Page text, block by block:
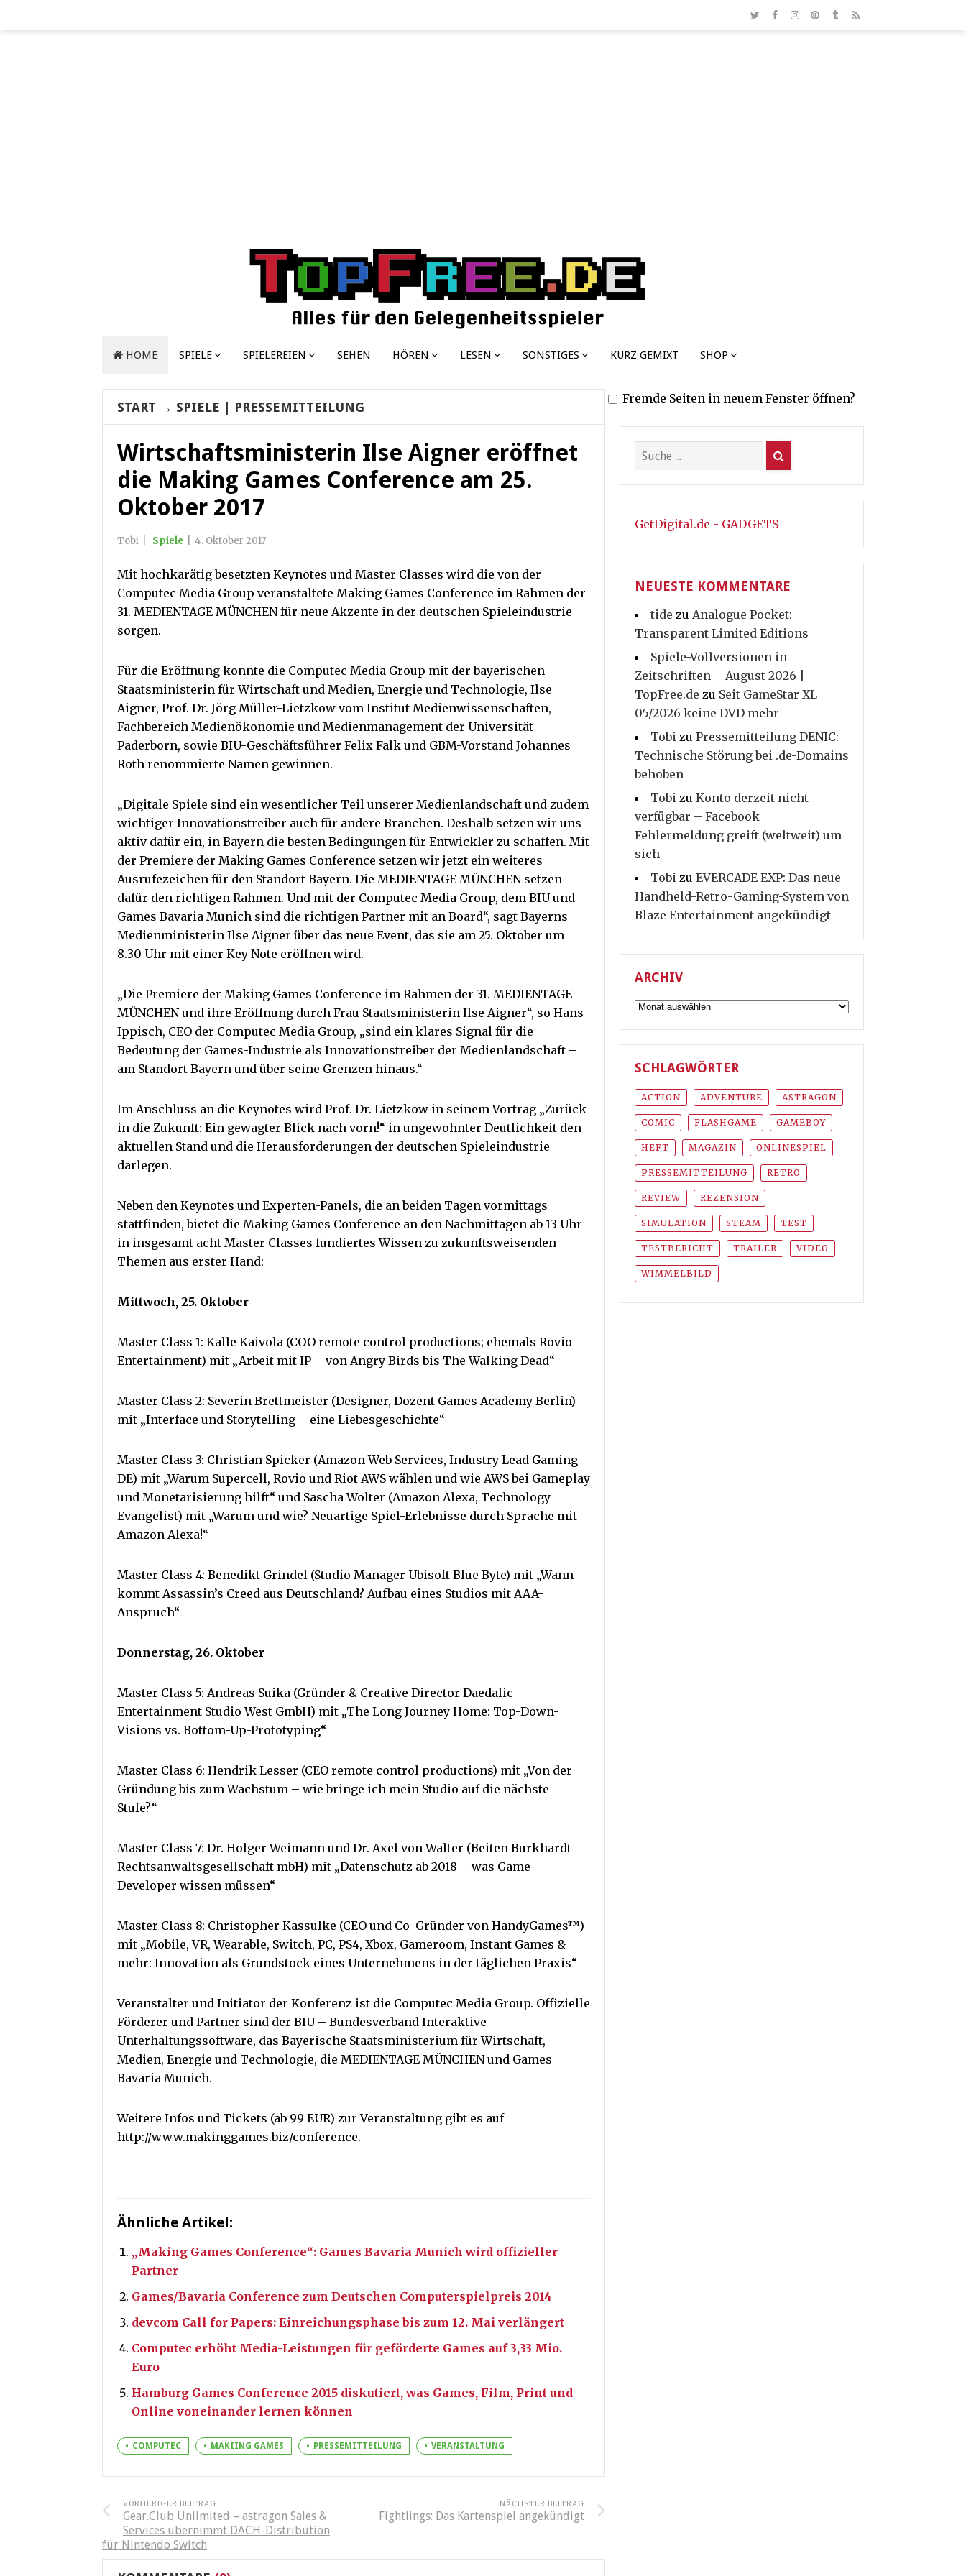
HOME SPIELE SPIELEREIEN SEHEN HÖREN LESEN SONSTIGES KURZ GEMIXT SHOP
START → SPIELE | PRESSEMITTEILUNG
Wirtschaftsministerin Ilse Aigner eröffnet
die Making Games Conference am 25.
Oktober 2017
Tobi Spiele 4. Oktober 2017
Mit hochkarätig besetzten Keynotes und Master Classes wird die von der
Computec Media Group veranstaltete Making Games Conference im Rahmen der
31. MEDIENTAGE MÜNCHEN für neue Akzente in der deutschen Spieleindustrie
sorgen.
Für die Eröffnung konnte die Computec Media Group mit der bayerischen
Staatsministerin für Wirtschaft und Medien, Energie und Technologie, Ilse
Aigner, Prof. Dr. Jörg Müller-Lietzkow vom Institut Medienwissenschaften,
Fachbereich Medienökonomie und Medienmanagement der Universität
Paderborn, sowie BIU-Geschäftsführer Felix Falk und GBM-Vorstand Johannes
Roth renommierte Namen gewinnen.
„Digitale Spiele sind ein wesentlicher Teil unserer Medienlandschaft und zudem
wichtiger Innovationstreiber auch für andere Branchen. Deshalb setzen wir uns
aktiv dafür ein, in Bayern die besten Bedingungen für Entwickler zu schaffen. Mit
der Premiere der Making Games Conference setzen wir jetzt ein weiteres
Ausrufezeichen für den Standort Bayern. Die MEDIENTAGE MÜNCHEN setzen
dafür den richtigen Rahmen. Und mit der Computec Media Group, dem BIU und
Games Bavaria Munich sind die richtigen Partner mit an Board“, sagt Bayerns
Medienministerin Ilse Aigner über das neue Event, das sie am 25. Oktober um
8.30 Uhr mit einer Key Note eröffnen wird.
„Die Premiere der Making Games Conference im Rahmen der 31. MEDIENTAGE
MÜNCHEN und ihre Eröffnung durch Frau Staatsministerin Ilse Aigner“, so Hans
Ippisch, CEO der Computec Media Group, „sind ein klares Signal für die
Bedeutung der Games-Industrie als Innovationstreiber der Medienlandschaft –
am Standort Bayern und über seine Grenzen hinaus.“
Im Anschluss an die Keynotes wird Prof. Dr. Lietzkow in seinem Vortrag „Zurück
in die Zukunft: Ein gewagter Blick nach vorn!“ in ungewohnter Deutlichkeit den
aktuellen Stand und die Herausforderungen der deutschen Spieleindustrie
darlegen.
Neben den Keynotes und Experten-Panels, die an beiden Tagen vormittags
stattfinden, bietet die Making Games Conference an den Nachmittagen ab 13 Uhr
in insgesamt acht Master Classes fundiertes Wissen zu zukunftsweisenden
Themen aus erster Hand:
Mittwoch, 25. Oktober
Master Class 1: Kalle Kaivola (COO remote control productions; ehemals Rovio
Entertainment) mit „Arbeit mit IP – von Angry Birds bis The Walking Dead“
Master Class 2: Severin Brettmeister (Designer, Dozent Games Academy Berlin)
mit „Interface und Storytelling – eine Liebesgeschichte“
Master Class 3: Christian Spicker (Amazon Web Services, Industry Lead Gaming
DE) mit „Warum Supercell, Rovio und Riot AWS wählen und wie AWS bei Gameplay
und Monetarisierung hilft“ und Sascha Wolter (Amazon Alexa, Technology
Evangelist) mit „Warum und wie? Neuartige Spiel-Erlebnisse durch Sprache mit
Amazon Alexa!“
Master Class 4: Benedikt Grindel (Studio Manager Ubisoft Blue Byte) mit „Wann
kommt Assassin’s Creed aus Deutschland? Aufbau eines Studios mit AAA-
Anspruch“
Donnerstag, 26. Oktober
Master Class 5: Andreas Suika (Gründer & Creative Director Daedalic
Entertainment Studio West GmbH) mit „The Long Journey Home: Top-Down-
Visions vs. Bottom-Up-Prototyping“
Master Class 6: Hendrik Lesser (CEO remote control productions) mit „Von der
Gründung bis zum Wachstum – wie bringe ich mein Studio auf die nächste
Stufe?“
Master Class 7: Dr. Holger Weimann und Dr. Axel von Walter (Beiten Burkhardt
Rechtsanwaltsgesellschaft mbH) mit „Datenschutz ab 2018 – was Game
Developer wissen müssen“
Master Class 8: Christopher Kassulke (CEO und Co-Gründer von HandyGames™)
mit „Mobile, VR, Wearable, Switch, PC, PS4, Xbox, Gameroom, Instant Games &
mehr: Innovation als Grundstock eines Unternehmens in der täglichen Praxis“
Veranstalter und Initiator der Konferenz ist die Computec Media Group. Offizielle
Förderer und Partner sind der BIU – Bundesverband Interaktive
Unterhaltungssoftware, das Bayerische Staatsministerium für Wirtschaft,
Medien, Energie und Technologie, die MEDIENTAGE MÜNCHEN und Games
Bavaria Munich.
Weitere Infos und Tickets (ab 99 EUR) zur Veranstaltung gibt es auf
http://www.makinggames.biz/conference.
Ähnliche Artikel:
„Making Games Conference“: Games Bavaria Munich wird offizieller
Partner
Games/Bavaria Conference zum Deutschen Computerspielpreis 2014
devcom Call for Papers: Einreichungsphase bis zum 12. Mai verlängert
Computec erhöht Media-Leistungen für geförderte Games auf 3,33 Mio.
Euro
Hamburg Games Conference 2015 diskutiert, was Games, Film, Print und
Online voneinander lernen können
COMPUTEC MAKIING GAMES PRESSEMITTEILUNG VERANSTALTUNG
VORHERIGER BEITRAG
Gear.Club Unlimited – astragon Sales &
Services übernimmt DACH-Distribution
für Nintendo Switch
NÄCHSTER BEITRAG
Fightlings: Das Kartenspiel angekündigt
Fremde Seiten in neuem Fenster öffnen?
GetDigital.de - GADGETS
NEUESTE KOMMENTARE
tide zu Analogue Pocket:
Transparent Limited Editions
Spiele-Vollversionen in
Zeitschriften – August 2026 |
TopFree.de zu Seit GameStar XL
05/2026 keine DVD mehr
Tobi zu Pressemitteilung DENIC:
Technische Störung bei .de-Domains
behoben
Tobi zu Konto derzeit nicht
verfügbar – Facebook
Fehlermeldung greift (weltweit) um
sich
Tobi zu EVERCADE EXP: Das neue
Handheld-Retro-Gaming-System von
Blaze Entertainment angekündigt
ARCHIV
Archiv
SCHLAGWÖRTER
ACTION ADVENTURE ASTRAGON
COMIC FLASHGAME GAMEBOY
HEFT MAGAZIN ONLINESPIEL
PRESSEMITTEILUNG RETRO
REVIEW REZENSION
SIMULATION STEAM TEST
TESTBERICHT TRAILER VIDEO
WIMMELBILD